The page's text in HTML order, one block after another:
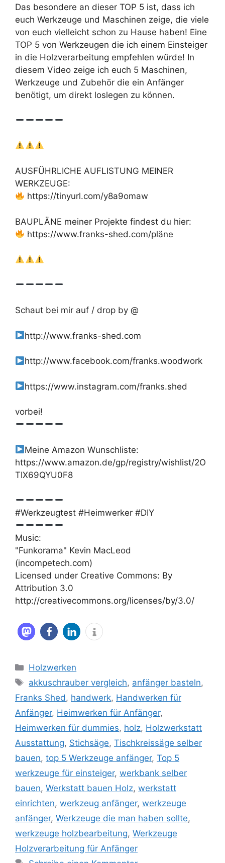
Das besondere an dieser TOP 5 ist, dass ich
euch Werkzeuge und Maschinen zeige, die viele
von euch vielleicht schon zu Hause haben! Eine
TOP 5 von Werkzeugen die ich einem Einsteiger
in die Holzverarbeitung empfehlen würde! In
diesem Video zeige ich euch 5 Maschinen,
Werkzeuge und Zubehör die ein Anfänger
benötigt, um direkt loslegen zu können.
AUSFÜHRLICHE AUFLISTUNG MEINER
WERKZEUGE:
https://tinyurl.com/y8a9omaw
BAUPLÄNE meiner Projekte findest du hier:
https://www.franks-shed.com/pläne
Schaut bei mir auf / drop by @
http://www.franks-shed.com
http://www.facebook.com/franks.woodwork
https://www.instagram.com/franks.shed
vorbei!
Meine Amazon Wunschliste:
https://www.amazon.de/gp/registry/wishlist/2O
TIX69QYU0F8
#Werkzeugtest #Heimwerker #DIY
Music:
"Funkorama" Kevin MacLeod
(incompetech.com)
Licensed under Creative Commons: By
Attribution 3.0
http://creativecommons.org/licenses/by/3.0/
Kategorien
Holzwerken
Schlagwörter
akkuschrauber vergleich, anfänger basteln,
Franks Shed , handwerk, Handwerken für
Anfänger, Heimwerken für Anfänger,
Heimwerken für dummies, holz, Holzwerkstatt
Ausstattung, Stichsäge, Tischkreissäge selber
bauen, top 5 Werkzeuge anfänger, Top 5
werkzeuge für einsteiger, werkbank selber
bauen, Werkstatt bauen Holz, werkstatt
einrichten, werkzeug anfänger, werkzeuge
anfänger, Werkzeuge die man haben sollte,
werkzeuge holzbearbeitung, Werkzeuge
Holzverarbeitung für Anfänger